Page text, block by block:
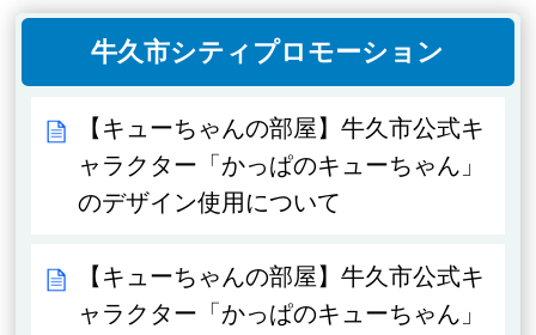
牛久市シティプロモーション
【キューちゃんの部屋】牛久市公式キ
ャラクター「かっぱのキューちゃん」
のデザイン使用について
【キューちゃんの部屋】牛久市公式キ
ャラクター「かっぱのキューちゃん」